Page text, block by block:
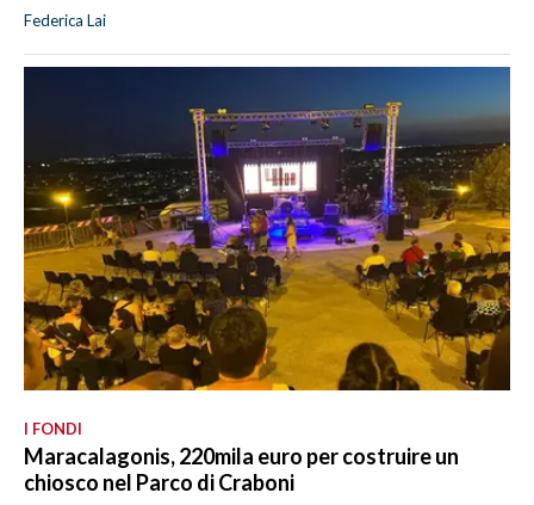
Federica Lai
I FONDI
Maracalagonis, 220mila euro per costruire un
chiosco nel Parco di Craboni